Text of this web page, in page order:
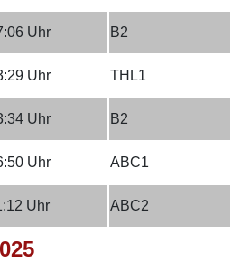
Uhr B2
Uhr THL1
Uhr B2
Uhr ABC1
Uhr ABC2